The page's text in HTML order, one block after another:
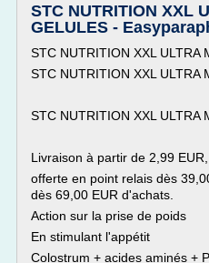
STC NUTRITION XXL
GELULES -
STC NUTRITION XXL ULTRA
STC NUTRITION XXL ULTRA
STC NUTRITION XXL ULTRA
Livraison à partir de 2,99 EUR,
offerte en point relais dès
dès 69,00 EUR d'achats.
Action sur la prise de poids
En stimulant l'appétit
Colostrum + acides aminés +